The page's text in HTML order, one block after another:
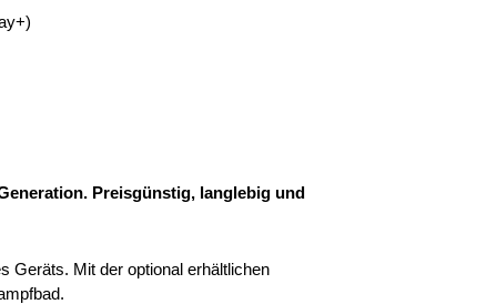
)
Preisgünstig, langlebig und
Geräts. Mit der optional erhältlichen